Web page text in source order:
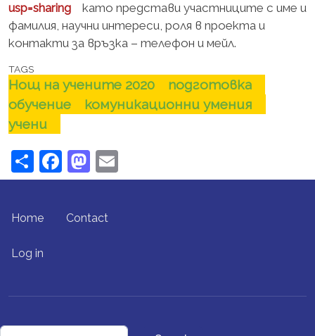
usp=sharing
като представи участниците с име и
фамилия, научни интереси, роля в проекта и
контакти за връзка – телефон и мейл.
TAGS
Нощ на учените 2020
подготовка
обучение
комуникационни умения
учени
ShareFacebook
Mastodon
FOOTER MENU
Home Contact
USER ACCOUNT MENU
Log in
Search